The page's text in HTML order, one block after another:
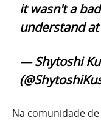
it wasn't a
understand
— Shytoshi
Na comunidade